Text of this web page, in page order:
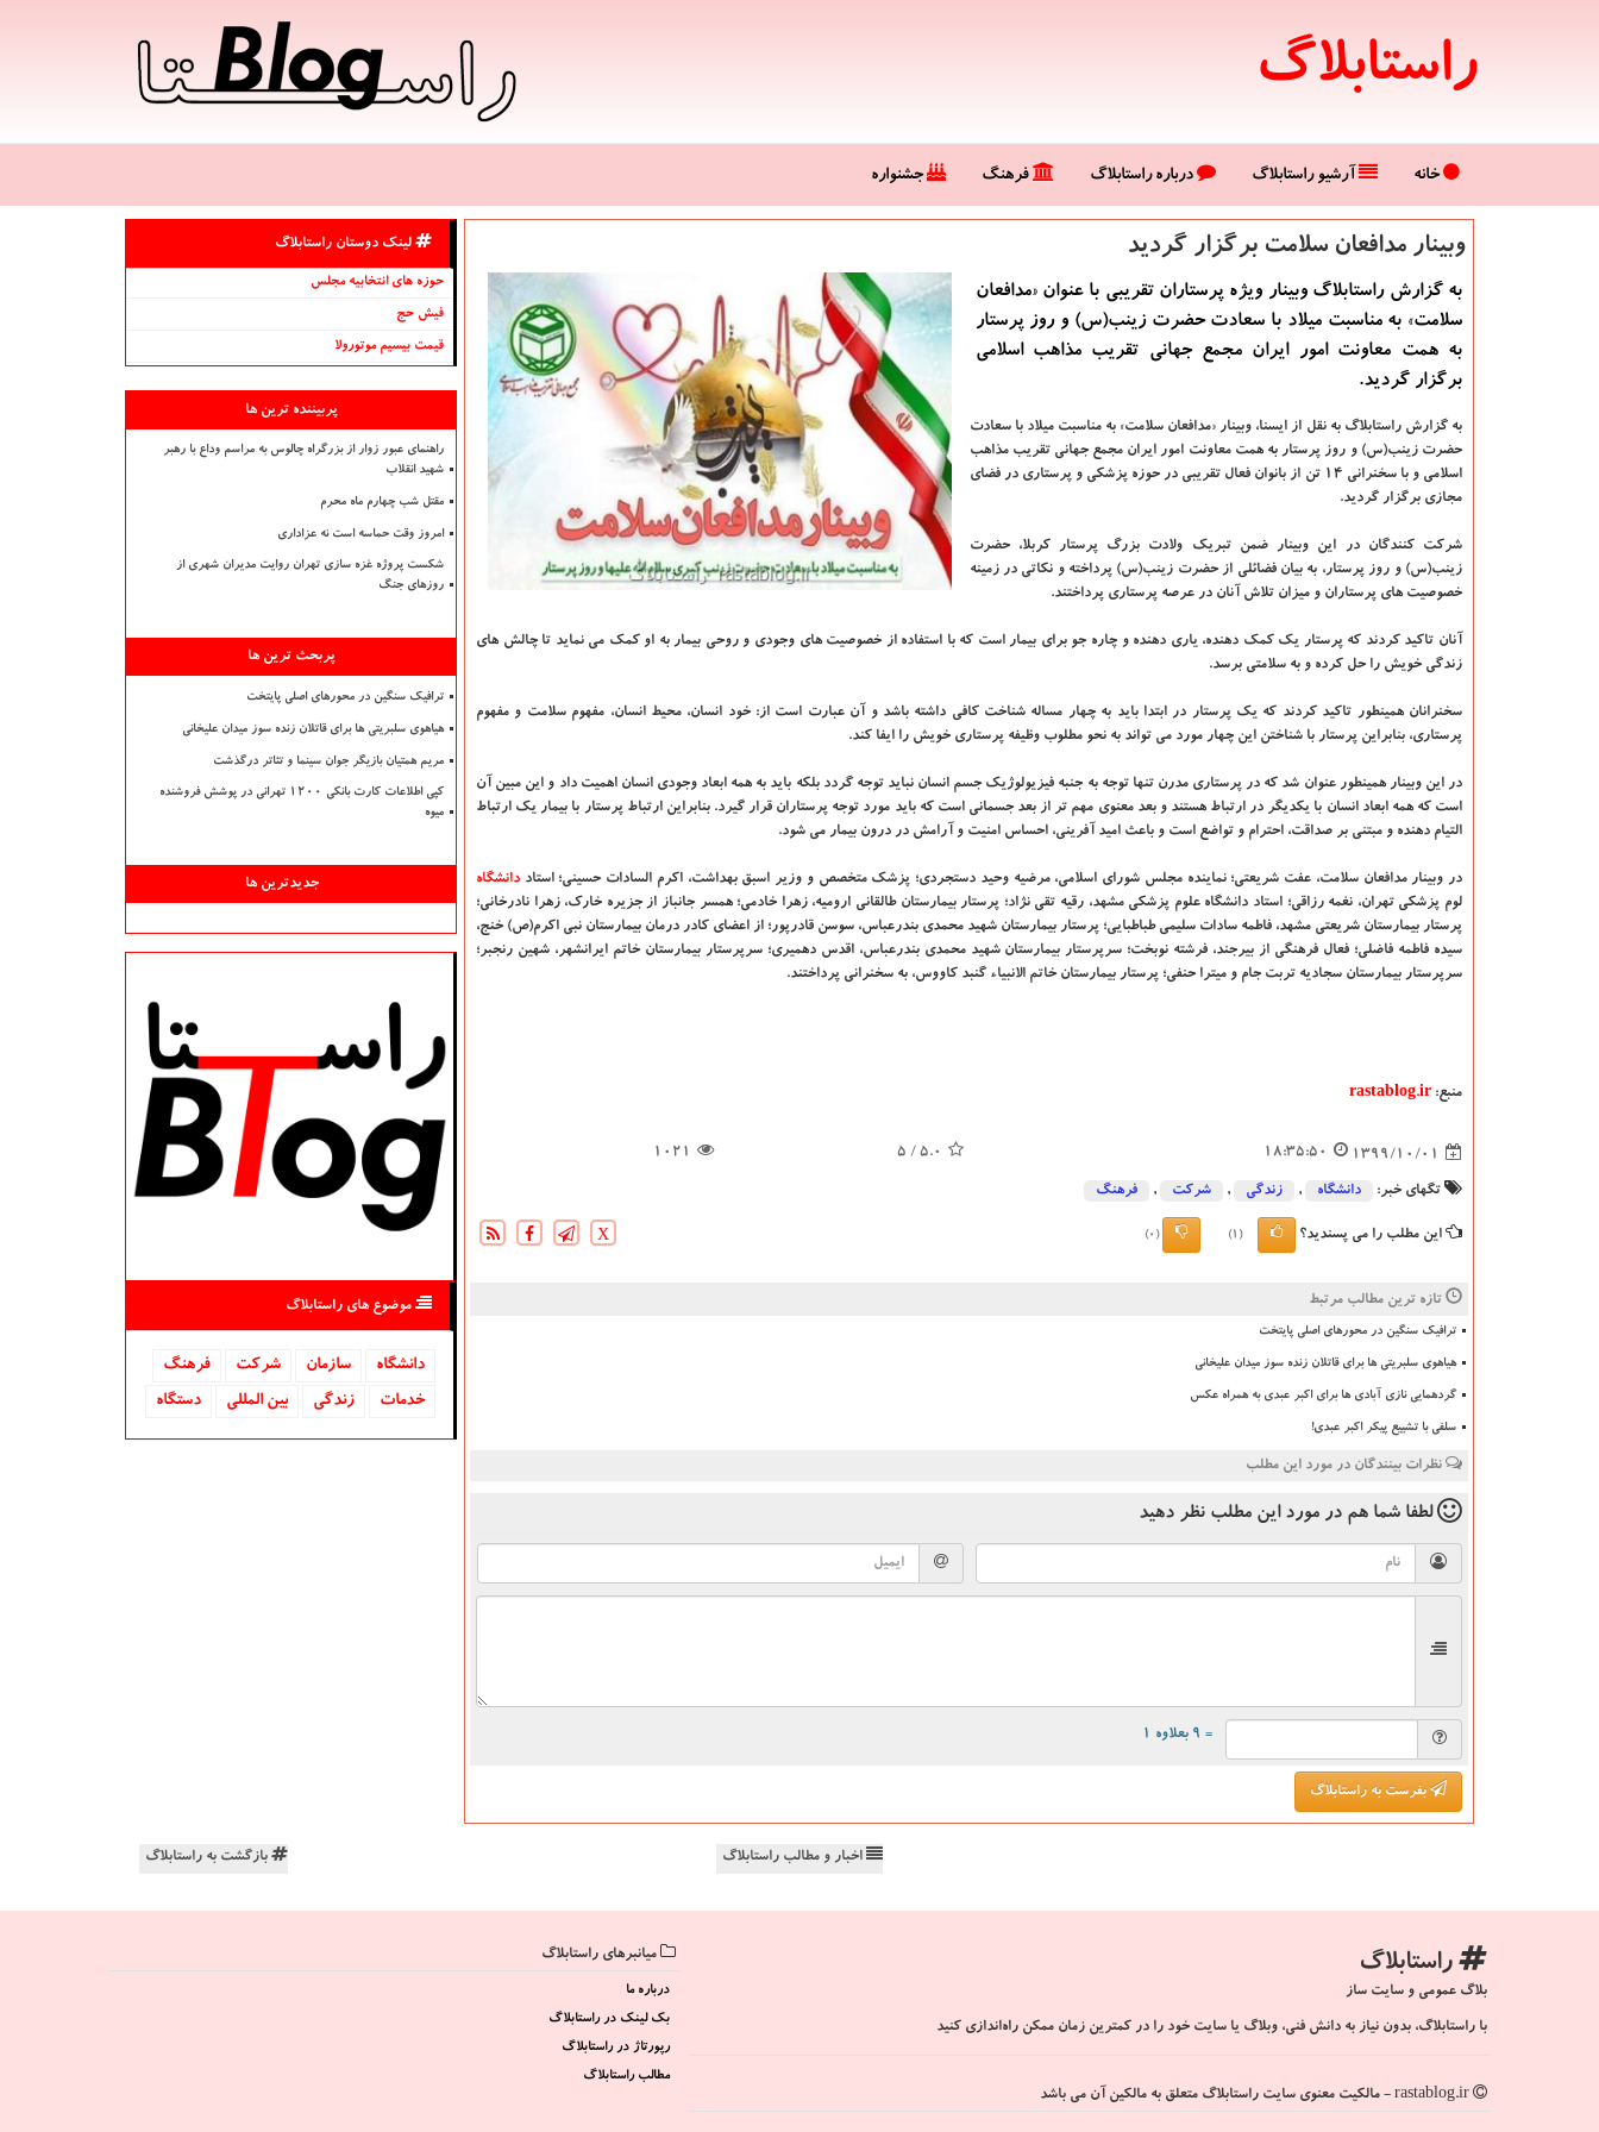
راستابلاگ
خانه آرشیو راستابلاگ درباره راستابلاگ فرهنگ جشنواره
وبینار مدافعان سلامت برگزار گردید
به گزارش راستابلاگ وبینار ویژه پرستاران تقریبی با عنوان «مدافعان
سلامت» به مناسبت میلاد با سعادت حضرت زینب(س) و روز پرستار
به همت معاونت امور ایران مجمع جهانی تقریب مذاهب اسلامی
برگزار گردید.
به گزارش راستابلاگ به نقل از ایسنا، وبینار «مدافعان سلامت» به مناسبت میلاد با سعادت
حضرت زینب(س) و روز پرستار به همت معاونت امور ایران مجمع جهانی تقریب مذاهب
اسلامی و با سخنرانی ۱۴ تن از بانوان فعال تقریبی در حوزه پزشکی و پرستاری در فضای
مجازی برگزار گردید.
شرکت کنندگان در این وبینار ضمن تبریک ولادت بزرگ پرستار کربلا، حضرت
زینب(س) و روز پرستار، به بیان فضائلی از حضرت زینب(س) پرداخته و نکاتی در زمینه
خصوصیت های پرستاران و میزان تلاش آنان در عرصه پرستاری پرداختند.
آنان تاکید کردند که پرستار یک کمک دهنده، یاری دهنده و چاره جو برای بیمار است که با استفاده از خصوصیت های وجودی و روحی بیمار به او کمک می نماید تا چالش های
زندگی خویش را حل کرده و به سلامتی برسد.
سخنرانان همینطور تاکید کردند که یک پرستار در ابتدا باید به چهار مساله شناخت کافی داشته باشد و آن عبارت است از: خود انسان، محیط انسان، مفهوم سلامت و مفهوم
پرستاری، بنابراین پرستار با شناختن این چهار مورد می تواند به نحو مطلوب وظیفه پرستاری خویش را ایفا کند.
در این وبینار همینطور عنوان شد که در پرستاری مدرن تنها توجه به جنبه فیزیولوژیک جسم انسان نباید توجه گردد بلکه باید به همه ابعاد وجودی انسان اهمیت داد و این مبین آن
است که همه ابعاد انسان با یکدیگر در ارتباط هستند و بعد معنوی مهم تر از بعد جسمانی است که باید مورد توجه پرستاران قرار گیرد. بنابراین ارتباط پرستار با بیمار یک ارتباط
التیام دهنده و مبتنی بر صداقت، احترام و تواضع است و باعث امید آفرینی، احساس امنیت و آرامش در درون بیمار می شود.
در وبینار مدافعان سلامت، عفت شریعتی؛ نماینده مجلس شورای اسلامی، مرضیه وحید دستجردی؛ پزشک متخصص و وزیر اسبق بهداشت، اکرم السادات حسینی؛ استاد دانشگاه‌
لوم پزشکی تهران، نغمه رزاقی؛ استاد دانشگاه علوم پزشکی مشهد، رقیه تقی نژاد؛ پرستار بیمارستان طالقانی ارومیه، زهرا خادمی؛ همسر جانباز از جزیره خارک، زهرا نادرخانی؛
پرستار بیمارستان شریعتی مشهد، فاطمه سادات سلیمی طباطبایی؛ پرستار بیمارستان شهید محمدی بندرعباس، سوسن قادرپور؛ از اعضای کادر درمان بیمارستان نبی اکرم(ص) خنج،
سیده فاطمه فاضلی؛ فعال فرهنگی از بیرجند، فرشته نوبخت؛ سرپرستار بیمارستان شهید محمدی بندرعباس، اقدس دهمیری؛ سرپرستار بیمارستان خاتم ایرانشهر، شهین رنجبر؛
سرپرستار بیمارستان سجادیه تربت جام و میترا حنفی؛ پرستار بیمارستان خاتم الانبیاء گنبد کاووس، به سخنرانی پرداختند.
منبع: rastablog.ir
1399/10/01
18:35:50
5.0
/ 5
1021
تگهای خبر: دانشگاه‌ , زندگی , شركت , فرهنگ
این مطلب را می پسندید؟ (1)
(0)
X
تازه ترین مطالب مرتبط
ترافیک سنگین در محورهای اصلی پایتخت
هیاهوی سلبریتی ها برای قاتلان زنده سوز میدان علیخانی
گردهمایی نازی آبادی ها برای اکبر عبدی به همراه عکس
سلفی با تشییع پیکر اکبر عبدی!
نظرات بینندگان در مورد این مطلب
لطفا شما هم در مورد این مطلب نظر دهید
= ۹ بعلاوه ۱
بفرست به راستابلاگ
لینک دوستان راستابلاگ
حوزه های انتخابیه مجلس
فیش حج
قیمت بیسیم موتورولا
پربیننده ترین ها
راهنمای عبور زوار از بزرگراه چالوس به مراسم وداع با رهبر
شهید انقلاب
مقتل شب چهارم ماه محرم
امروز وقت حماسه است نه عزاداری
شکست پروژه غزه سازی تهران روایت مدیران شهری از
روزهای جنگ
پربحث ترین ها
ترافیک سنگین در محورهای اصلی پایتخت
هیاهوی سلبریتی ها برای قاتلان زنده سوز میدان علیخانی
مریم همتیان بازیگر جوان سینما و تئاتر درگذشت
کپی اطلاعات کارت بانکی ۱۲۰۰ تهرانی در پوشش فروشنده
میوه
جدیدترین ها
موضوع های راستابلاگ
دانشگاه‌ سازمان شركت
فرهنگ
خدمات
زندگی بین المللی دستگاه
اخبار و مطالب راستابلاگ بازگشت به راستابلاگ
راستابلاگ
بلاگ عمومی و سایت ساز
با راستابلاگ، بدون نیاز به دانش فنی، وبلاگ یا سایت خود را در کمترین زمان ممکن راه‌اندازی کنید
میانبرهای راستابلاگ
درباره ما
بک لینک در راستابلاگ
رپورتاژ در راستابلاگ
مطالب راستابلاگ